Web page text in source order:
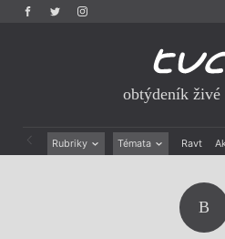
obtýdeník
Rubriky Témata Ravt
B